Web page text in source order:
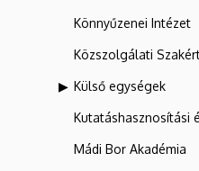
Könnyűzenei Intézet
Közszolgálati
Külső egységek
Kutatáshasznosítási
Mádi Bor Akadémia